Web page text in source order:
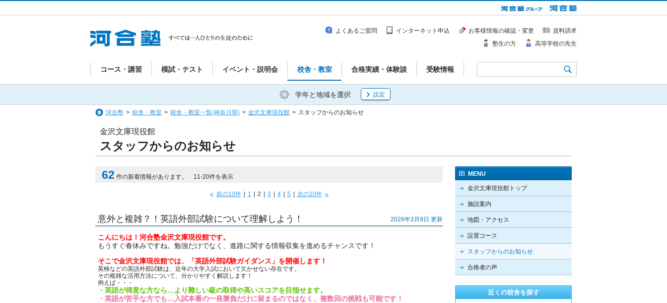
コース・講習 模試・テスト イベント・説明会 校舎・教室 合格実績・体験談 受験情報
よくあるご質問 インターネット申込 お客様情報の確認・変更
資料請求
塾生の方
高等学校の先生
学年と地域を選択 設定
河合塾 > 校舎・教室 > 校舎・教室一覧(神奈川県) > 金沢文庫現役館 > スタッフからのお知らせ
スタッフからのお知らせ
金沢文庫現役館
62 件の新着情報があります。 11-20件を表示
前の10件 1 2 3 4 5 次の10件
意外と複雑？！英語外部試験について理解しよう！ 2026年3月9日 更新
こんにちは！河合塾金沢文庫現役館です。
もうすぐ春休みですね。勉強だけでなく、進路に関する情報収集を進めるチャンスです！
そこで金沢文庫現役館では、「英語外部試験ガイダンス」を開催します！
英検などの英語外部試験は、近年の大学入試において欠かせない存在です。
その複雑な活用方法について、分かりやすく解説します！
例えば・・・
・英語が得意な方なら…より難しい級の取得や高いスコアを目指せます。
・英語が苦手な方でも…入試本番の一発勝負だけに留まるのではなく、複数回の挑戦も可能です！
MENU
金沢文庫現役館トップ
施設案内
地図・アクセス
設置コース
スタッフからのお知らせ
合格者の声
近くの校舎を探す